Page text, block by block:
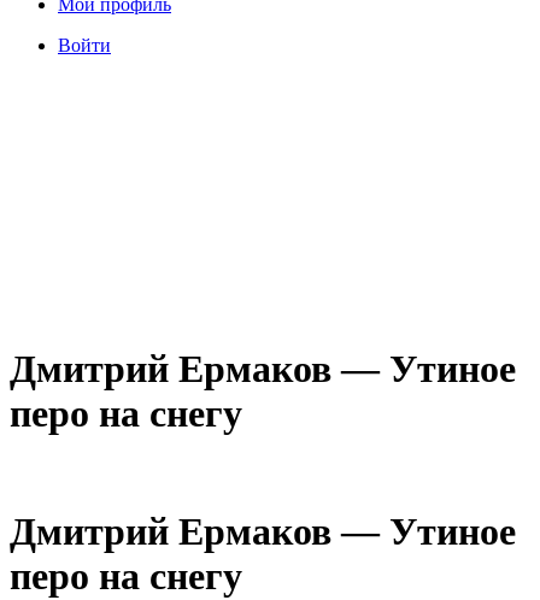
Войти
Дмитрий Ермаков — Утиное
перо на снегу
Дмитрий Ермаков — Утиное
перо на снегу